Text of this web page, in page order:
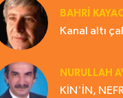
BAHRI
Kanal altı
NURULLAH
KİN'İN,